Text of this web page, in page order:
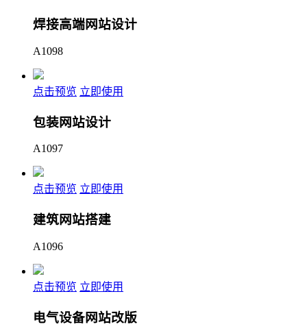
焊接高端网站设计
A1098
点击预览 立即使用
包装网站设计
A1097
点击预览 立即使用
建筑网站搭建
A1096
点击预览 立即使用
电气设备网站改版